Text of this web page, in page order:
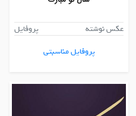
عکس نوشته
پروفایل
پروفایل مناسبتی